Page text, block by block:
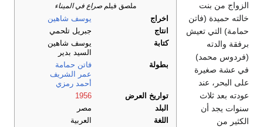
ملصق فيلم صراع في الميناء
اخراج
يوسف شاهين
انتاج
جبريل تلحمي
كتابة
يوسف شاهين
السيد بدير
بطولة
فاتن حمامة
عمر الشريف
أحمد رمزي
تواريخ العرض
1956
البلد
مصر
اللغة
العربية
الزواج من بنت
خالته حميدة (فاتن
حمامة) التي تعيش
برفقة والدته
(فردوس محمد)
في عشة صغيرة
على البحر، عند
عودته بعد ثلاث
سنوات يجد أن
الكثير من